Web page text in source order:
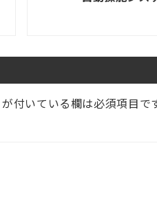
が付いている欄は必須項目で